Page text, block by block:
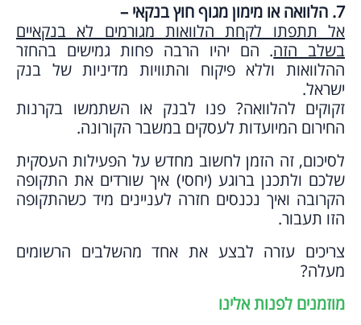
7. הלוואה או מימון מגוף חוץ בנקאי –
אל תתפתו לקחת הלוואות מגורמים לא בנקאיים
בשלב הזה. הם יהיו הרבה פחות גמישים בהחזר
ההלוואות וללא פיקוח והתוויות מדיניות של בנק
ישראל.
זקוקים להלוואה? פנו לבנק או השתמשו בקרנות
החירום המיועדות לעסקים במשבר הקורונה.
לסיכום, זה הזמן לחשוב מחדש על הפעילות העסקית
שלכם ולתכנן ברוגע (יחסי) איך שורדים את התקופה
הקרובה ואיך נכנסים חזרה לעניינים מיד כשהתקופה
הזו תעבור.
צריכים עזרה לבצע את אחד מהשלבים הרשומים
מעלה?
מוזמנים לפנות אלינו